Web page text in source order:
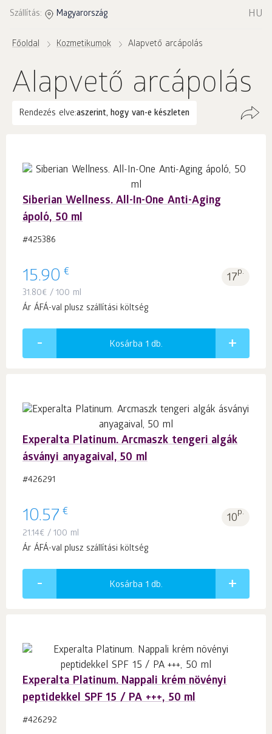
Szállítás: Magyarország HU
Főoldal Kozmetikumok Alapvető arcápolás
Alapvető arcápolás
Rendezés elve:aszerint, hogy van-e készleten
Siberian Wellness. All-In-One Anti-Aging
ápoló, 50 ml
#425386
15.90 € 17p.
31.80€ / 100 ml
Ár ÁFÁ-val plusz szállítási költség
Kosárba 1 db.
Experalta Platinum. Arcmaszk tengeri algák
ásványi anyagaival, 50 ml
#426291
10.57 € 10p.
21.14€ / 100 ml
Ár ÁFÁ-val plusz szállítási költség
Kosárba 1 db.
Experalta Platinum. Nappali krém növényi
peptidekkel SPF 15 / PA +++, 50 ml
#426292